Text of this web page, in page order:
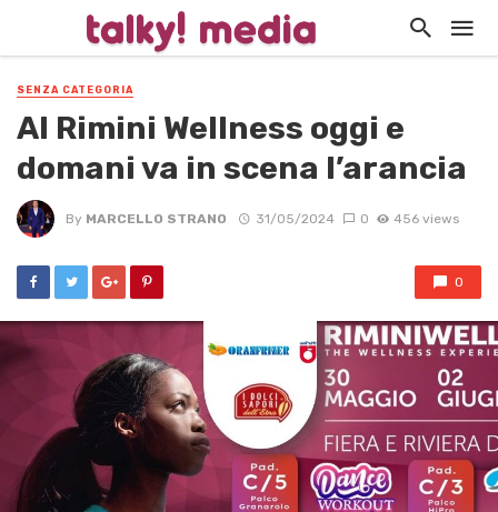
SENZA CATEGORIA
Al Rimini Wellness oggi e
domani va in scena l’arancia
By MARCELLO STRANO 31/05/2024 0 456 views
0